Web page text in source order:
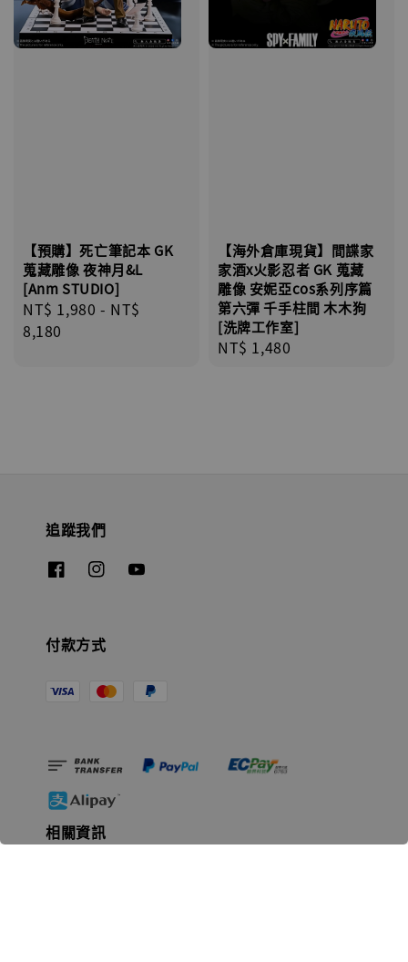
【預購】死亡筆記本 GK
蒐藏雕像 夜神月&L
[Anm STUDIO]
Regular
price
NT$ 1,980 - NT$
8,180
【海外倉庫現貨】間諜家
家酒x火影忍者 GK 蒐藏
雕像 安妮亞cos系列序篇
第六彈 千手柱間 木木狗
[洗牌工作室]
Regular
NT$ 1,480
追蹤我們
付款方式
相關資訊